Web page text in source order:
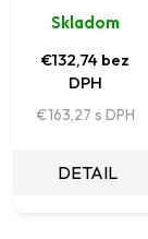
(12V/55Ah)
Skladom
€132,74 bez
DPH
€163,27
DETAIL